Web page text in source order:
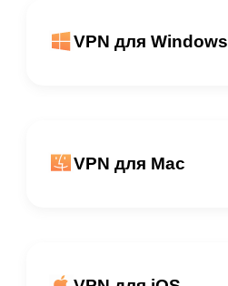
VPN для Windows
VPN для Mac